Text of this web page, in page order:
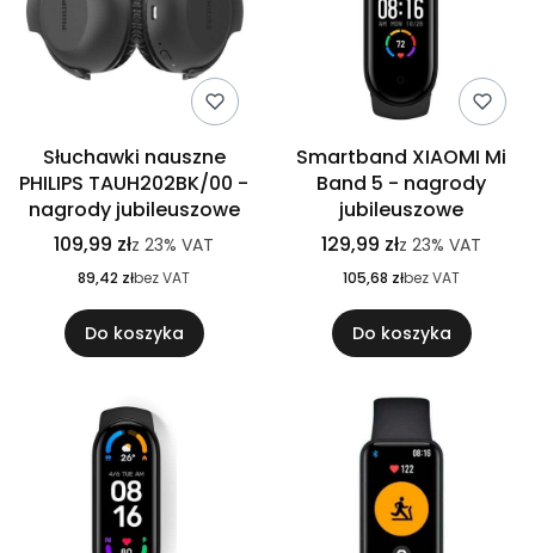
Słuchawki nauszne
PHILIPS TAUH202BK/00 -
nagrody jubileuszowe
109,99 złz 23% VAT
89,42 złbez VAT
Do koszyka
Smartband XIAOMI Mi
Band 5 - nagrody
jubileuszowe
129,99 złz 23% VAT
105,68 złbez VAT
Do koszyka